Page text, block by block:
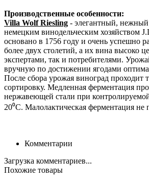
Производственные особенности:
Villa Wolf Riesling - элегантный,
немецким винодельческим хозяйством
основано в 1756 году и очень успешно
более двух столетий, а их вина высоко
экспертами, так и потребителями.
вручную по достижении ягодами
После сбора урожая виноград проходит
сортировку. Медленная ферментация
нержавеющей стали при
20⁰С. Малолактическая ферментация не
Комментарии
Загрузка комментариев...
Похожие товары